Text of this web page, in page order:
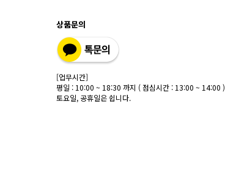
상품문의
[업무시간]
평일 : 10:00 ~ 18:30 까지 ( 점심시간 : 13:00 ~ 14:00 )
토요일, 공휴일은 쉽니다.